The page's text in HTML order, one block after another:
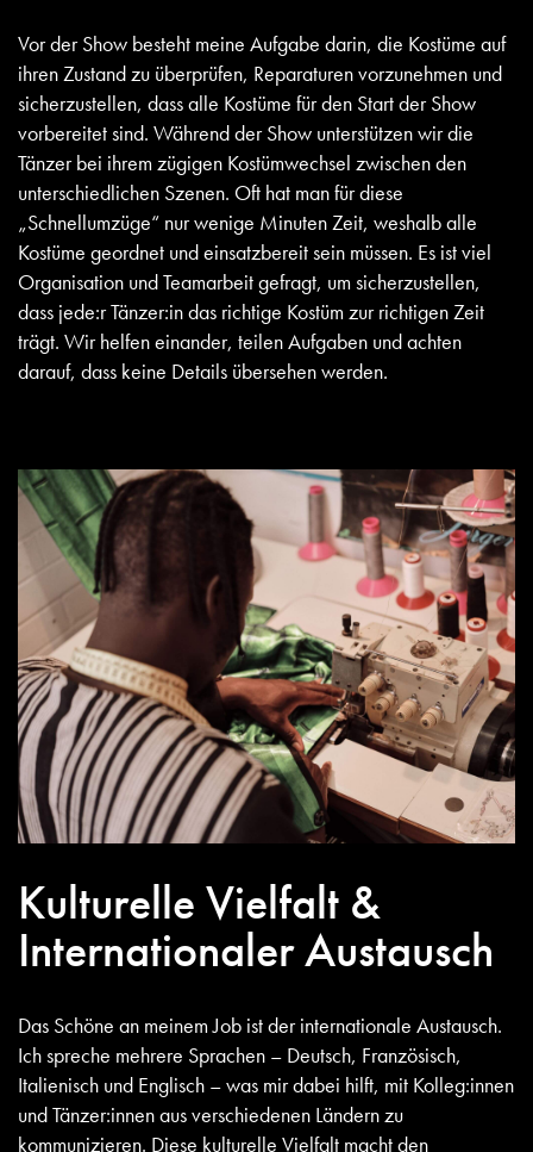
Vor der Show besteht meine Aufgabe darin, die Kostüme auf
ihren Zustand zu überprüfen, Reparaturen vorzunehmen und
sicherzustellen, dass alle Kostüme für den Start der Show
vorbereitet sind. Während der Show unterstützen wir die
Tänzer bei ihrem zügigen Kostümwechsel zwischen den
unterschiedlichen Szenen. Oft hat man für diese
„Schnellumzüge“ nur wenige Minuten Zeit, weshalb alle
Kostüme geordnet und einsatzbereit sein müssen. Es ist viel
Organisation und Teamarbeit gefragt, um sicherzustellen,
dass jede:r Tänzer:in das richtige Kostüm zur richtigen Zeit
trägt. Wir helfen einander, teilen Aufgaben und achten
darauf, dass keine Details übersehen werden.
Kulturelle Vielfalt &
Internationaler Austausch
Das Schöne an meinem Job ist der internationale Austausch.
Ich spreche mehrere Sprachen – Deutsch, Französisch,
Italienisch und Englisch – was mir dabei hilft, mit Kolleg:innen
und Tänzer:innen aus verschiedenen Ländern zu
kommunizieren. Diese kulturelle Vielfalt macht den